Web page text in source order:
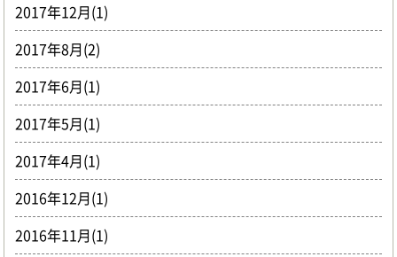
2017年12月(1)
2017年8月(2)
2017年6月(1)
2017年5月(1)
2017年4月(1)
2016年12月(1)
2016年11月(1)